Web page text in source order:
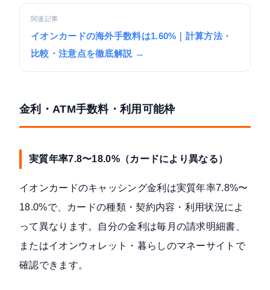
関連記事
イオンカードの海外手数料は1.60%｜計算方法・
比較・注意点を徹底解説 →
金利・ATM手数料・利用可能枠
実質年率7.8〜18.0%（カードにより異なる）
イオンカードのキャッシング金利は実質年率7.8%〜
18.0%で、カードの種類・契約内容・利用状況によ
って異なります。自分の金利は毎月の請求明細書、
またはイオンウォレット・暮らしのマネーサイトで
確認できます。